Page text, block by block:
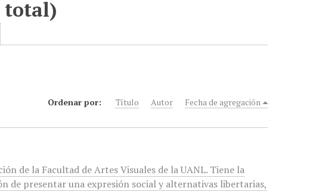
total)
Ordenar por: Título Autor Fecha de agregación
de la Facultad de Artes Visuales de la UANL. Tiene la
de presentar una expresión social y alternativas libertarias,